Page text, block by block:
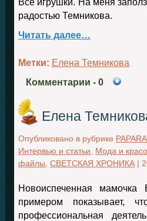
Все игрушки. На меня
радостью Темникова.
Читать далее…
Метки: Елена Темникова
Комментарии - 0
Елена
Опубликовано в рубрике
Интервью и статьи
Мода и
файлы СВЕТСКАЯ ХРОНИКА |
Новоиспеченная
примером показывает,
профессиональная